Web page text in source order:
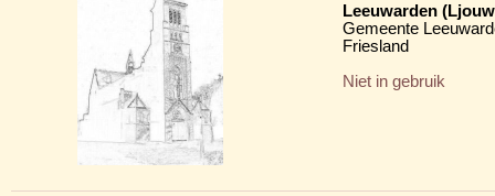
Leeuwarden
Gemeente
Friesland
Niet in gebruik